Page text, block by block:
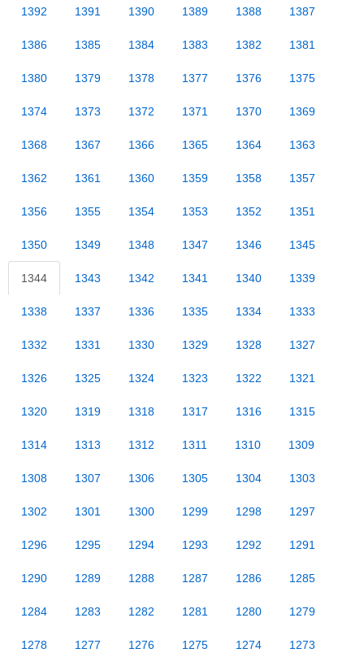
1392 1391 1390 1389 1388 1387
1386 1385 1384 1383 1382 1381
1380 1379 1378 1377 1376 1375
1374 1373 1372 1371 1370 1369
1368 1367 1366 1365 1364 1363
1362 1361 1360 1359 1358 1357
1356 1355 1354 1353 1352 1351
1350 1349 1348 1347 1346 1345
1344 1343 1342 1341 1340 1339
1338 1337 1336 1335 1334 1333
1332 1331 1330 1329 1328 1327
1326 1325 1324 1323 1322 1321
1320 1319 1318 1317 1316 1315
1314 1313 1312 1311 1310 1309
1308 1307 1306 1305 1304 1303
1302 1301 1300 1299 1298 1297
1296 1295 1294 1293 1292 1291
1290 1289 1288 1287 1286 1285
1284 1283 1282 1281 1280 1279
1278 1277 1276 1275 1274 1273